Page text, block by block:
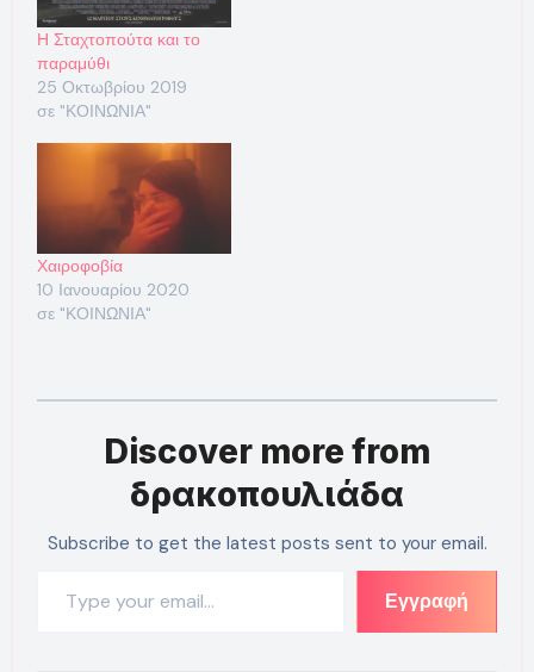
Η Σταχτοπούτα και το
παραμύθι
25 Οκτωβρίου 2019
σε "ΚΟΙΝΩΝΙΑ"
Χαιροφοβία
10 Ιανουαρίου 2020
σε "ΚΟΙΝΩΝΙΑ"
Discover more from
δρακοπουλιάδα
Subscribe to get the latest posts sent to your email.
Εγγραφή